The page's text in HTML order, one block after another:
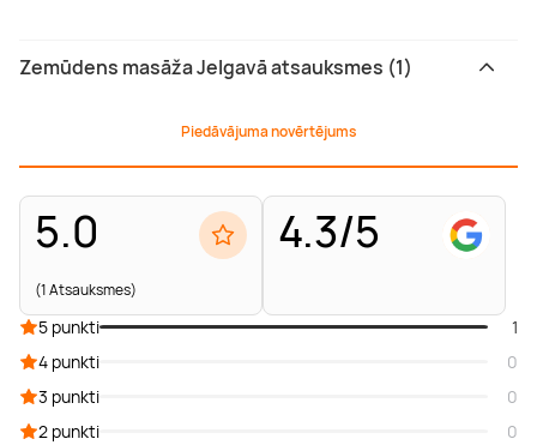
Zemūdens masāža Jelgavā atsauksmes (1)
Piedāvājuma novērtējums
5.0
(1 Atsauksmes)
4.3/5
5 punkti
1
4 punkti
0
3 punkti
0
2 punkti
0